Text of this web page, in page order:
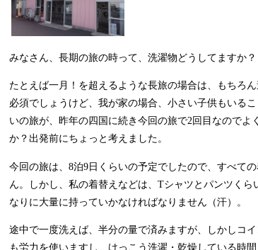
みなさん、長期の旅の時って、洗濯物どうしてますか？
たとえば一月！を超えるような長旅の場合は、もちろ
必須でしょうけど、我が家の場合、小さい子供もいる
いの旅が、昨年の四国に続き今回の旅で2回目なのでよ
か？出発前にちょっと考えました。
今回の旅は、8泊9日くらいの予定でしたので、すべて
ん。しかし、私の着替えなどは、Tシャツとパンツく
なりに大量に持っていかなければなりません（汗）。
途中で一度洗えば、半分の量で済みますが、しかしコ
も労力を使いますし、けっこう洗濯・乾燥している時間